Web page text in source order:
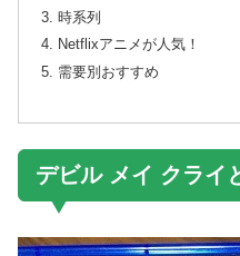
時系列
Netflixアニメが人気！
需要別おすすめ
デビル メイ クライ